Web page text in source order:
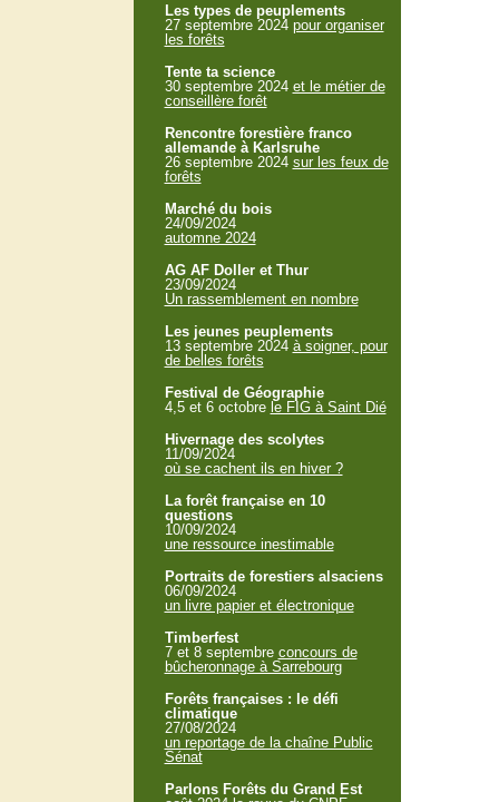
Les types de peuplements
27 septembre 2024 pour organiser
les forêts
Tente ta science
30 septembre 2024 et le métier de
conseillère forêt
Rencontre forestière franco
allemande à Karlsruhe
26 septembre 2024 sur les feux de
forêts
Marché du bois
24/09/2024
automne 2024
AG AF Doller et Thur
23/09/2024
Un rassemblement en nombre
Les jeunes peuplements
13 septembre 2024 à soigner, pour
de belles forêts
Festival de Géographie
4,5 et 6 octobre le FIG à Saint Dié
Hivernage des scolytes
11/09/2024
où se cachent ils en hiver ?
La forêt française en 10
questions
10/09/2024
une ressource inestimable
Portraits de forestiers alsaciens
06/09/2024
un livre papier et électronique
Timberfest
7 et 8 septembre concours de
bûcheronnage à Sarrebourg
Forêts françaises : le défi
climatique
27/08/2024
un reportage de la chaîne Public
Sénat
Parlons Forêts du Grand Est